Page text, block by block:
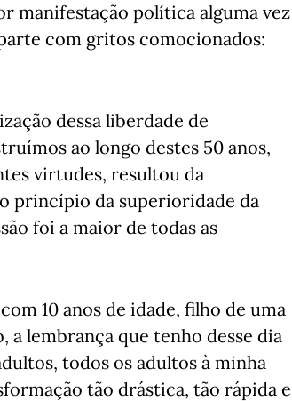
manifestação política alguma vez
com gritos comocionados:
dessa liberdade de
ao longo destes 50 anos,
virtudes, resultou da
princípio da superioridade da
foi a maior de todas as
10 anos de idade, filho de uma
a lembrança que tenho desse dia
todos os adultos à minha
tão drástica, tão rápida e